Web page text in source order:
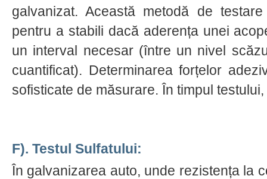
galvanizat. Această metodă de
pentru a stabili dacă aderența unei
un interval necesar (între un nivel
cuantificat). Determinarea forțelor
sofisticate de măsurare. În timpul
F). Testul Sulfatului:
În galvanizarea auto, unde rezistența la